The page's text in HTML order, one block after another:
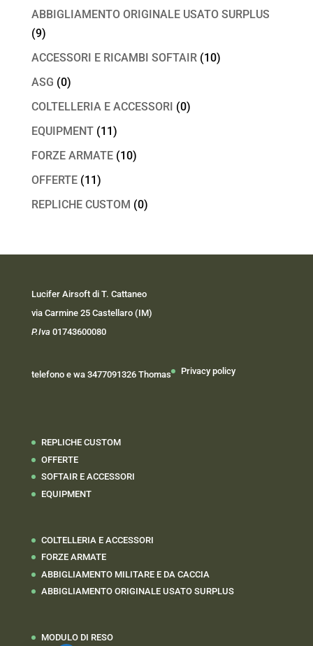
ABBIGLIAMENTO ORIGINALE USATO SURPLUS
(9)
ACCESSORI E RICAMBI SOFTAIR (10)
ASG (0)
COLTELLERIA E ACCESSORI (0)
EQUIPMENT (11)
FORZE ARMATE (10)
OFFERTE (11)
REPLICHE CUSTOM (0)
Lucifer Airsoft di T. Cattaneo
via Carmine 25 Castellaro (IM)
P.Iva 01743600080
telefono e wa 3477091326 Thomas Privacy policy
REPLICHE CUSTOM
OFFERTE
SOFTAIR E ACCESSORI
EQUIPMENT
COLTELLERIA E ACCESSORI
FORZE ARMATE
ABBIGLIAMENTO MILITARE E DA CACCIA
ABBIGLIAMENTO ORIGINALE USATO SURPLUS
MODULO DI RESO